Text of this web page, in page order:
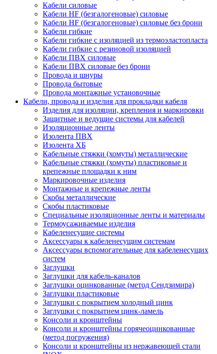
Кабели силовые
Кабели HF (безгалогеновые) силовые
Кабели HF (безгалогеновые) силовые без брони
Кабели гибкие
Кабели гибкие с изоляцией из термоэластопласта
Кабели гибкие с резиновой изоляцией
Кабели ПВХ силовые
Кабели ПВХ силовые без брони
Провода и шнуры
Провода бытовые
Провода монтажные установочные
Кабели, провода и изделия для прокладки кабеля
Изделия для изоляции, крепления и маркировки
Защитные и ведущие системы для кабелей
Изоляционные ленты
Изолента ПВХ
Изолента ХБ
Кабельные стяжки (хомуты) металлические
Кабельные стяжки (хомуты) пластиковые и
крепежные площадки к ним
Маркировочные изделия
Монтажные и крепежные ленты
Скобы металлические
Скобы пластиковые
Специальные изоляционные ленты и материалы
Термоусаживаемые изделия
Кабеленесущие системы
Аксессуары к кабеленесущим системам
Аксессуары вспомогательные для кабеленесущих
систем
Заглушки
Заглушки для кабель-каналов
Заглушки оцинкованные (метод Сендзимира)
Заглушки пластиковые
Заглушки с покрытием холодный цинк
Заглушки с покрытием цинк-ламель
Консоли и кронштейны
Консоли и кронштейны горячеоцинкованные
(метод погружения)
Консоли и кронштейны из нержавеющей стали